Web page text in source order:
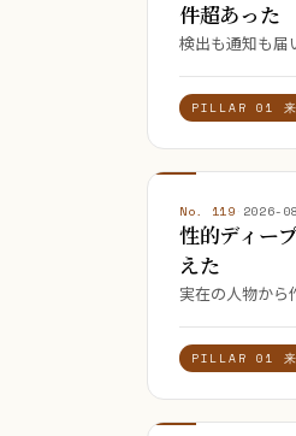
件超あった
検出も通知も届
PILLAR 01 来
No. 119 2026-
性的ディー
えた
実在の人物から
PILLAR 01 来